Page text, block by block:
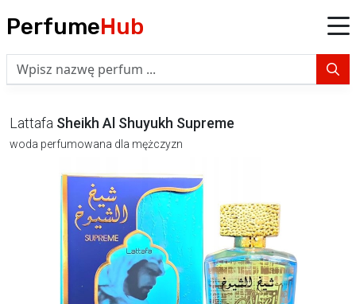
PerfumeHub
Lattafa Sheikh Al Shuyukh Supreme
woda perfumowana dla mężczyzn